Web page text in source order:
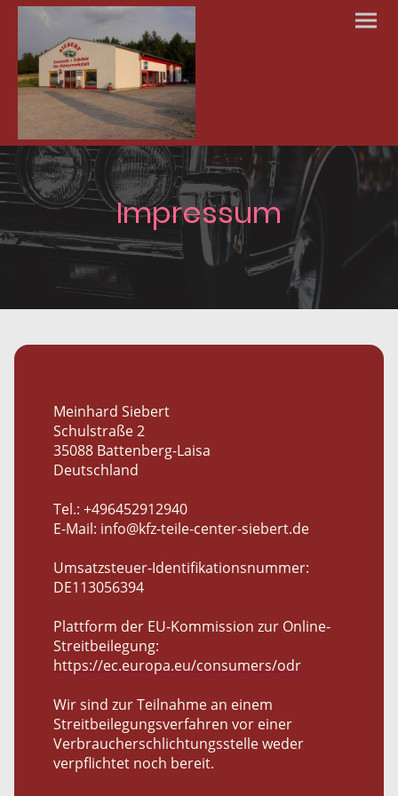
Impressum
Meinhard Siebert
Schulstraße 2
35088 Battenberg-Laisa
Deutschland
Tel.: +496452912940
E-Mail: info@kfz-teile-center-siebert.de
Umsatzsteuer-Identifikationsnummer:
DE113056394
Plattform der EU-Kommission zur Online-
Streitbeilegung:
https://ec.europa.eu/consumers/odr
Wir sind zur Teilnahme an einem
Streitbeilegungsverfahren vor einer
Verbraucherschlichtungsstelle weder
verpflichtet noch bereit.